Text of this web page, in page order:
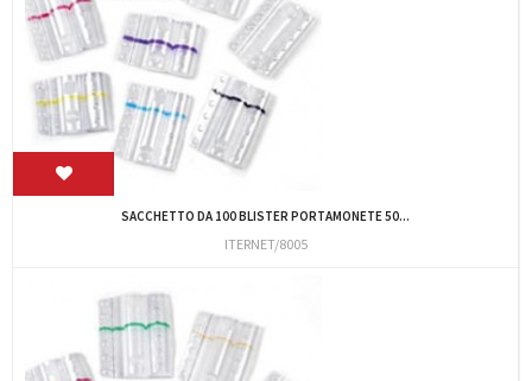
SACCHETTO DA 100 BLISTER PORTAMONETE 50...
ITERNET/8005